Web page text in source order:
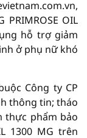
OIL
hỗ trợ giảm
ở phụ nữ khó
Công ty CP
thông tin; tháo
thực phẩm bảo
1300 MG trên